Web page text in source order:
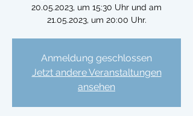
20.05.2023, um 15:30 Uhr und am
Anmeldung geschlossen
Jetzt andere Veranstaltungen
ansehen